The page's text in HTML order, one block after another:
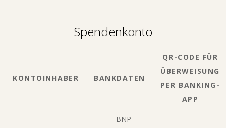
Spendenkonto
KONTOINHABER BANKDATEN
QR-CODE FÜR
ÜBERWEISUNG
PER BANKING-
APP
BNP